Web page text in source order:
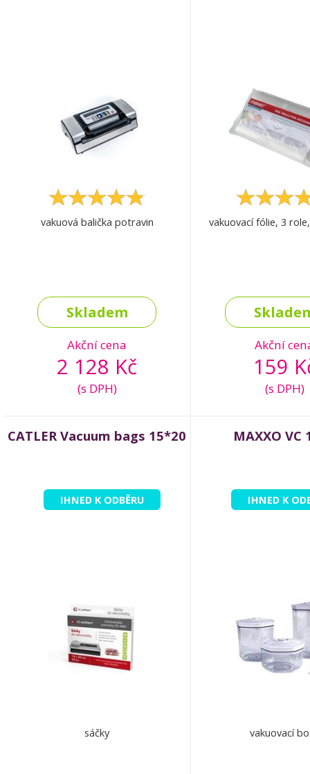
vakuová balička potravin
Skladem
Akční cena
2 128 Kč
(s DPH)
vakuovací fólie, 3
Akční
159
(s DPH)
CATLER Vacuum bags 15*20
IHNED K ODBĚRU
sáčky
MAXXO VC
IHNED K
vakuovací